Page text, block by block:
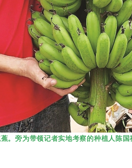
旁为带领记者实地考察的种植人陈国